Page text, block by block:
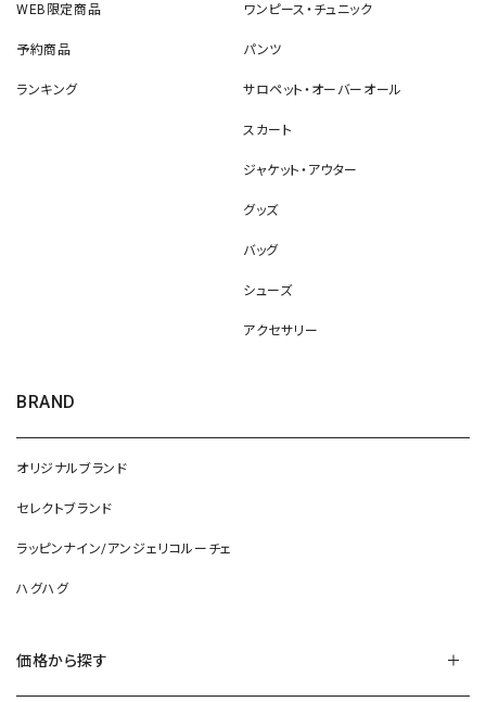
WEB限定商品
予約商品
ランキング
ワンピース・チュニック
パンツ
サロペット・オーバーオール
スカート
ジャケット・アウター
グッズ
バッグ
シューズ
アクセサリー
BRAND
オリジナルブランド
セレクトブランド
ラッピンナイン/アンジェリコルーチェ
ハグハグ
価格から探す